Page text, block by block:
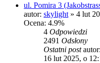
ul. Pomira 3
autor: skylight » 4 lut
Ocena: 4.9%
4 Odpowiedzi
2491 Odsłony
Ostatni postautor:
16 lut 2025, o